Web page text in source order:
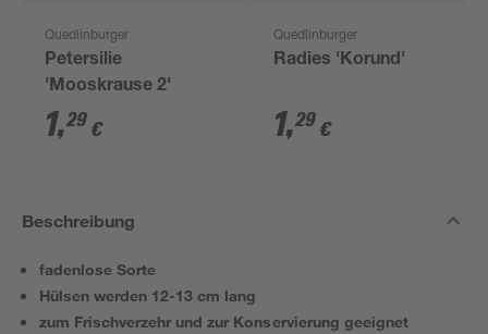
Quedlinburger
Petersilie
'Mooskrause 2'
1,29 €
Quedlinburger
Radies 'Korund'
1,29 €
Beschreibung
fadenlose Sorte
Hülsen werden 12-13 cm lang
zum Frischverzehr und zur Konservierung geeignet